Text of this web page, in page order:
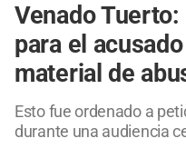
Venado
para el
material de
Esto fue ordenado a
durante una audiencia